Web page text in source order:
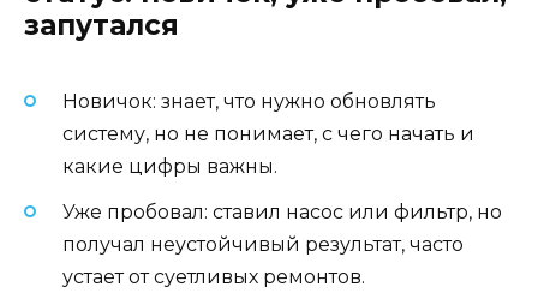
запутался
Новичок: знает, что нужно обновлять
систему, но не понимает, с чего начать и
какие цифры важны.
Уже пробовал: ставил насос или фильтр, но
получал неустойчивый результат, часто
устает от суетливых ремонтов.